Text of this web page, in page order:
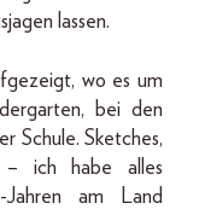
lassen.
wo es um
bei den
Schule. Sketches,
– ich habe alles
am Land